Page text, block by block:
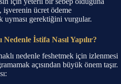
ücret ödeme
uyması gerektiğini vurgular.
İstifa Nasıl Yapılır?
nedenle feshetmek için izlenmesi
açısından büyük önem taşır.